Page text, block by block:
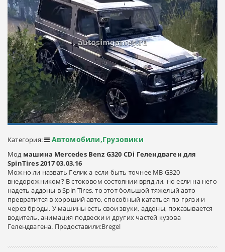
Категория: Автомобили,Грузовики
Мод машина Mercedes Benz G320 CDi Гелендваген для
SpinTires 2017 03.03.16
Можно ли назвать Гелик а если быть точнее MB G320
внедорожником? В стоковом состоянии вряд ли, но если на него
надеть аддоны в Spin Tires, то этот большой тяжелый авто
превратится в хороший авто, способный кататься по грязи и
через броды. У машины есть свои звуки, аддоны, показывается
водитель, анимация подвески и других частей кузова
Гелендвагена. Предоставили:Bregel